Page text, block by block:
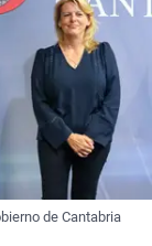
de Cantabria